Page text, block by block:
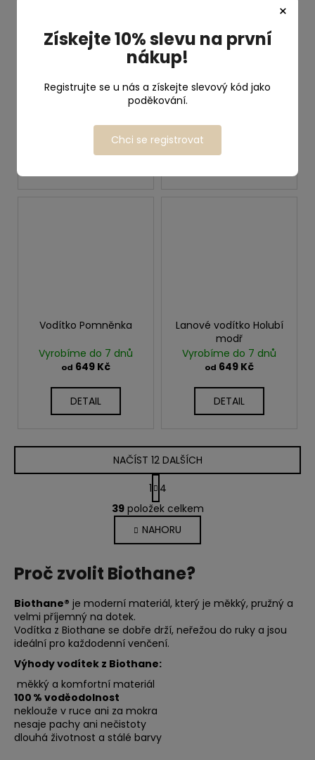
Přepínací vodítko
999 Kč
Přepínací vodítko
od999 Kč
Vodítko Pomněnka
Vyrobíme do 7 dnů
od 649 Kč
DETAIL
Lanové vodítko Holubí
modř
Vyrobíme do 7 dnů
od 649 Kč
DETAIL
O
v
l
á
a
c
í
p
r
k
ý
p
i
NAČÍST 12 DALŠÍCH
S
t
r
á
n
k
v
n
1
4
39položek celkem
NAHORU
Proč zvolit Biothane?
Biothane® je moderní materiál, který je měkký, pružný a
velmi příjemný na dotek.
Vodítka z Biothane se dobře drží, neřežou do ruky a jsou
ideální pro každodenní venčení.
Výhody vodítek z Biothane:
měkký a komfortní materiál
100 % voděodolnost
neklouže v ruce ani za mokra
nesaje pachy ani nečistoty
dlouhá životnost a stálé barvy
×
Získejte 10% slevu na první
nákup!
Registrujte se u nás a získejte slevový kód jako
poděkování.
Chci se registrovat